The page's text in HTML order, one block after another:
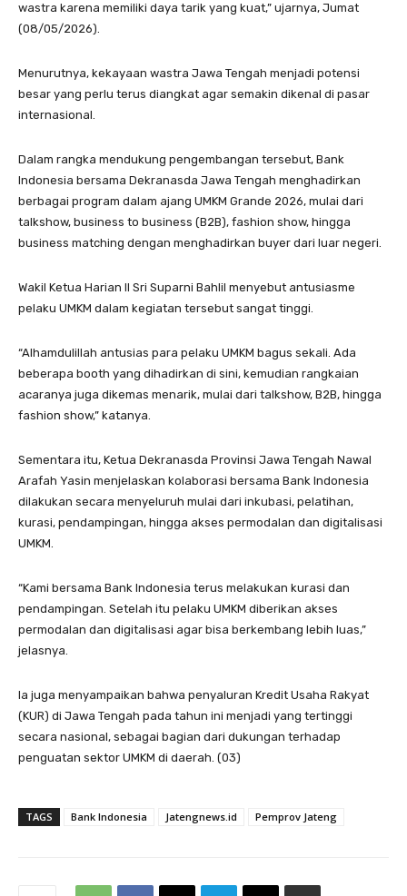
wastra karena memiliki daya tarik yang kuat,” ujarnya, Jumat
(08/05/2026).
Menurutnya, kekayaan wastra Jawa Tengah menjadi potensi
besar yang perlu terus diangkat agar semakin dikenal di pasar
internasional.
Dalam rangka mendukung pengembangan tersebut, Bank
Indonesia bersama Dekranasda Jawa Tengah menghadirkan
berbagai program dalam ajang UMKM Grande 2026, mulai dari
talkshow, business to business (B2B), fashion show, hingga
business matching dengan menghadirkan buyer dari luar negeri.
Wakil Ketua Harian II Sri Suparni Bahlil menyebut antusiasme
pelaku UMKM dalam kegiatan tersebut sangat tinggi.
“Alhamdulillah antusias para pelaku UMKM bagus sekali. Ada
beberapa booth yang dihadirkan di sini, kemudian rangkaian
acaranya juga dikemas menarik, mulai dari talkshow, B2B, hingga
fashion show,” katanya.
Sementara itu, Ketua Dekranasda Provinsi Jawa Tengah Nawal
Arafah Yasin menjelaskan kolaborasi bersama Bank Indonesia
dilakukan secara menyeluruh mulai dari inkubasi, pelatihan,
kurasi, pendampingan, hingga akses permodalan dan digitalisasi
UMKM.
“Kami bersama Bank Indonesia terus melakukan kurasi dan
pendampingan. Setelah itu pelaku UMKM diberikan akses
permodalan dan digitalisasi agar bisa berkembang lebih luas,”
jelasnya.
Ia juga menyampaikan bahwa penyaluran Kredit Usaha Rakyat
(KUR) di Jawa Tengah pada tahun ini menjadi yang tertinggi
secara nasional, sebagai bagian dari dukungan terhadap
penguatan sektor UMKM di daerah. (03)
TAGS Bank Indonesia Jatengnews.id Pemprov Jateng